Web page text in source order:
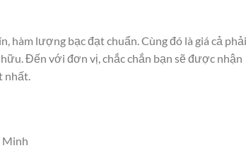
hàm lượng bạc đạt chuẩn. Cùng đó là giá cả phải
Đến với đơn vị, chắc chắn bạn sẽ được nhận
nhất.
Minh